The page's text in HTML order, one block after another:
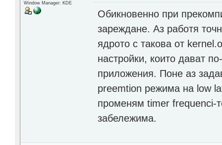
Window Manager: KDE
Обикновенно при
зареждане. Аз работя
ядрото с такова от
настройки, които дават
приложения. Поне аз
preemtion режима на low
променям timer frequenci-
забележима.